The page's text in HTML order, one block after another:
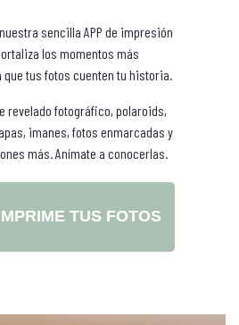
nuestra sencilla APP de impresión
los momentos más
tus fotos cuenten tu historia.
revelado fotográfico, polaroids,
imanes, fotos enmarcadas y
más. Anímate a conocerlas.
TUS FOTOS